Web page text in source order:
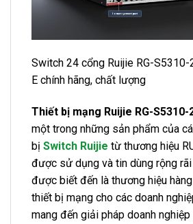
Switch 24 cổng Ruijie RG-S5310-
E chính hãng, chất lượng
Thiết bị mạng Ruijie RG-S5310-
một trong những sản phẩm của
bị Switch Ruijie từ thương hiệu
được sử dụng và tin dùng rộng rãi
được biết đến là thương hiệu
thiết bị mạng cho các doanh
mang đến giải pháp doanh